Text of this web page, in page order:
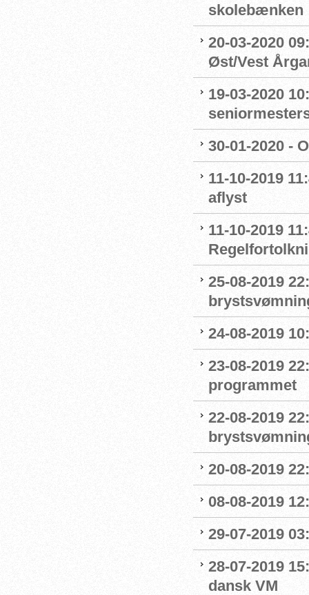
skolebænken
20-03-2020
Øst/Vest
19-03-2020
30-01-2020 -
11-10-2019
aflyst
11-10-2019
25-08-2019
24-08-2019
23-08-2019
programmet
22-08-2019
20-08-2019
08-08-2019
29-07-2019
28-07-2019
dansk VM